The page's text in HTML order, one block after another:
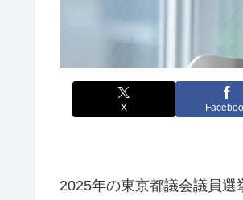
X
2025年の東京都議会議員